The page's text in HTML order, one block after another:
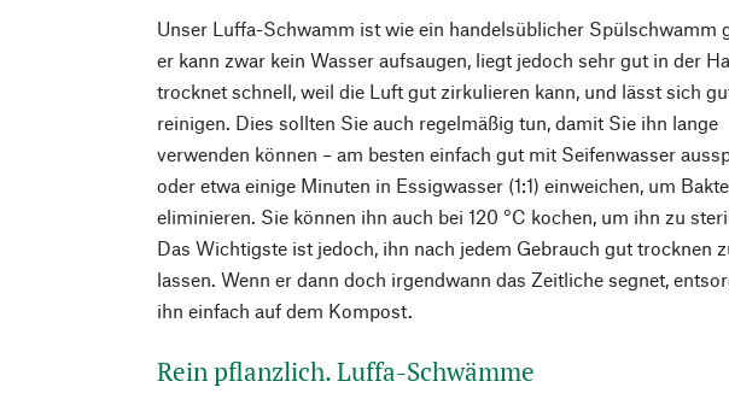
Unser Luffa-Schwamm ist wie ein handelsüblicher Spülschwamm
er kann zwar kein Wasser aufsaugen, liegt jedoch sehr gut in der
trocknet schnell, weil die Luft gut zirkulieren kann, und lässt sich
reinigen. Dies sollten Sie auch regelmäßig tun, damit Sie ihn lange
verwenden können – am besten einfach gut mit Seifenwasser
oder etwa einige Minuten in Essigwasser (1:1) einweichen, um
eliminieren. Sie können ihn auch bei 120 °C kochen, um ihn zu
Das Wichtigste ist jedoch, ihn nach jedem Gebrauch gut trocknen
lassen. Wenn er dann doch irgendwann das Zeitliche segnet,
ihn einfach auf dem Kompost.
Rein pflanzlich. Luffa-Schwämme